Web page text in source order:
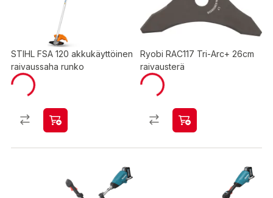
STIHL FSA 120 akkukäyttöinen
raivaussaha runko
Ryobi RAC117 Tri-Arc+ 26cm
raivausterä